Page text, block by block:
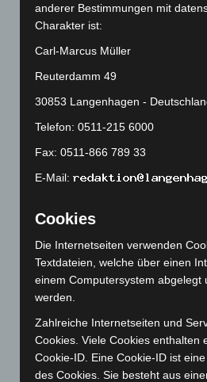
Februar 2025(96)
November 2024(94)
Oktober 2024(93)
September 2024(112)
August 2024(107)
Juli 2024 (89)
Mai 2024(149)
April 2024(102)
März 2024(103)
Februar 2024
Januar 2024 (111)
Dezember 2023 (130)
November 2023(130)
anderer Bestimmungen mit
Charakter ist:
Carl-Marcus Müller
Reuterdamm 49
30853 Langenhagen -
Telefon: 0511-215 6000
Fax: 0511-866 789 33
E-Mail:
Cookies
Die Internetseiten verwenden
Textdateien, welche über einen
einem Computersystem abgelegt
werden.
Zahlreiche Internetseiten und
Cookies. Viele Cookies enthalten
Cookie-ID. Eine Cookie-ID ist
des Cookies. Sie besteht aus